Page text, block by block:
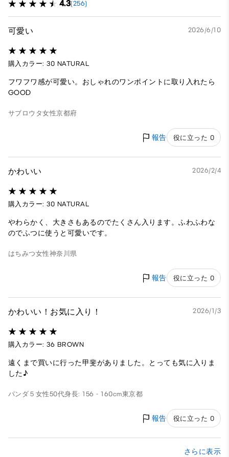
4.3(256)
可愛い 2026/6/10
購入カラー: 30 NATURAL
フワフワ感が可愛い。おしゃれのワンポイントに取り入れたら
GOOD
サブロウタ女性京都府
報告 役に立った 0
かわいい 2026/2/4
購入カラー: 30 NATURAL
やわらかく、大きさもあるのでたくさん入ります。ふわふわな
のでふつに使うと可愛いです。
はちみつ女性神奈川県
報告 役に立った 0
かわいい！お気に入り！ 2026/1/3
購入カラー: 36 BROWN
遠くまで買いに行った甲斐がありました。とっても気に入りま
した♪
パンダ５ 女性50代身長: 156 - 160cm東京都
報告 役に立った 0
さらに表示